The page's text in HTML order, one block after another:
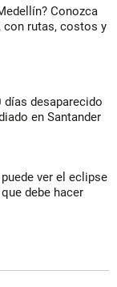
Conozca
con rutas, costos y
días desaparecido
en Santander
ver el eclipse
debe hacer